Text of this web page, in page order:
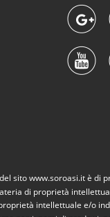
sito www.soroasi.it è di
di proprietà
intellettuale e/o